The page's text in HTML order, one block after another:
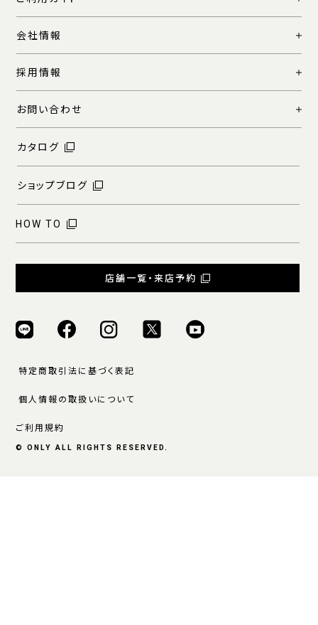
会社情報
採用情報
お問い合わせ
カタログ
ショップブログ
HOW TO
店舗一覧・来店予約
特定商取引法に基づく表記
個人情報の取扱いについて
ご利用規約
© ONLY ALL RIGHTS RESERVED.